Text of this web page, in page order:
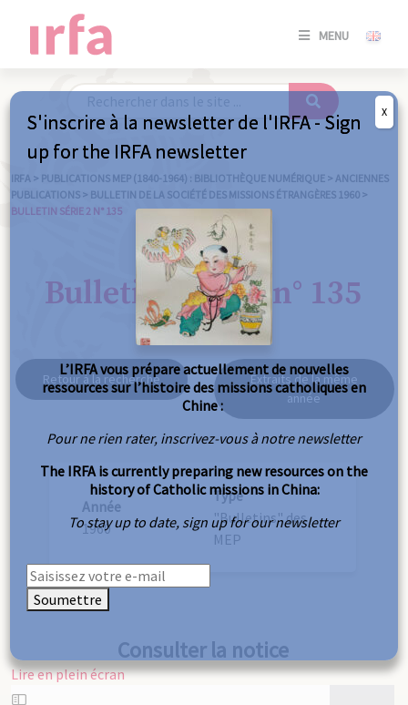
MENU
SE
/
IRFA > PUBLICATIONS MEP (1840-1964) : BIBLIOTHÈQUE NUMÉRIQUE > ANCIENNES
PUBLICATIONS > BULLETIN DE LA SOCIÉTÉ DES MISSIONS ÉTRANGÈRES 1960 >
BULLETIN SÉRIE 2 N° 135
Bulletin série 2 n° 135
Retour à la recherche
Extraits de la même
année
Année
1960
Type
"Bulletins" des
MEP
Consulter la notice
Lire en plein écran
Aller
S'inscrire à la newsletter de l'IRFA - Sign
up for the IRFA newsletter
L’IRFA vous prépare actuellement de nouvelles
ressources sur l’histoire des missions catholiques en
Chine :
Pour ne rien rater, inscrivez-vous à notre newsletter
The IRFA is currently preparing new resources on the
history of Catholic missions in China:
To stay up to date, sign up for our newsletter
Soumettre
X